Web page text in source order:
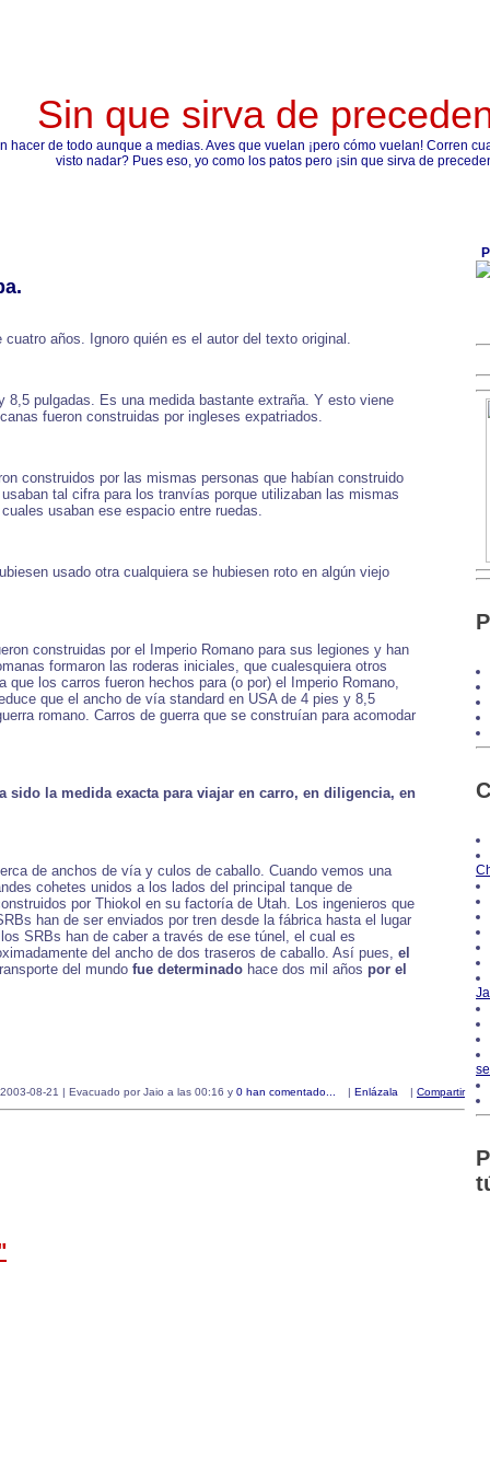
Sin que sirva de
hacer de todo aunque a medias. Aves que vuelan ¡pero cómo vuelan! Corren
visto nadar? Pues eso, yo como los patos pero ¡sin que sirva de
años. Ignoro quién es el autor del texto original.
pulgadas. Es una medida bastante extraña. Y esto viene
fueron construidas por ingleses expatriados.
construidos por las mismas personas que habían construido
tal cifra para los tranvías porque utilizaban las mismas
usaban ese espacio entre ruedas.
usado otra cualquiera se hubiesen roto en algún viejo
construidas por el Imperio Romano para sus legiones y han
formaron las roderas iniciales, que cualesquiera otros
los carros fueron hechos para (o por) el Imperio Romano,
que el ancho de vía standard en USA de 4 pies y 8,5
romano. Carros de guerra que se construían para acomodar
sido la medida exacta para viajar en carro, en diligencia, en
de anchos de vía y culos de caballo. Cuando vemos una
cohetes unidos a los lados del principal tanque de
por Thiokol en su factoría de Utah. Los ingenieros que
han de ser enviados por tren desde la fábrica hasta el lugar
SRBs han de caber a través de ese túnel, el cual es
del ancho de dos traseros de caballo. Así pues, el
del mundo fue determinado hace dos mil años por el
2003-08-21 | Evacuado por Jaio a las 00:16 y 0 han comentado... | Enlázala | Compartir